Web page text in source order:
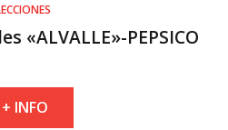
«ALVALLE»-PEPSICO
+ INFO